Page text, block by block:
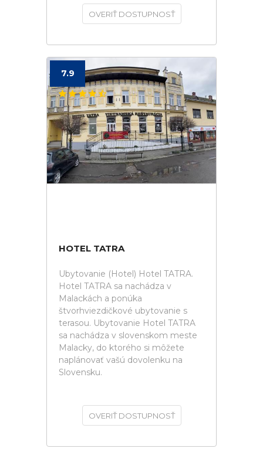
OVERIŤ DOSTUPNOSŤ
7.9
HOTEL TATRA
Ubytovanie (Hotel) Hotel TATRA.
Hotel TATRA sa nachádza v
Malackách a ponúka
štvorhviezdičkové ubytovanie s
terasou. Ubytovanie Hotel TATRA
sa nachádza v slovenskom meste
Malacky, do ktorého si môžete
naplánovať vašú dovolenku na
Slovensku.
OVERIŤ DOSTUPNOSŤ